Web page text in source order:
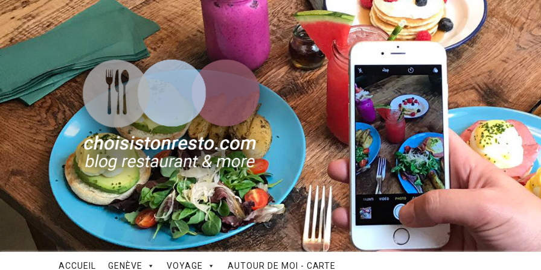
ACCUEIL GENÈVE VOYAGE AUTOUR DE MOI - CARTE